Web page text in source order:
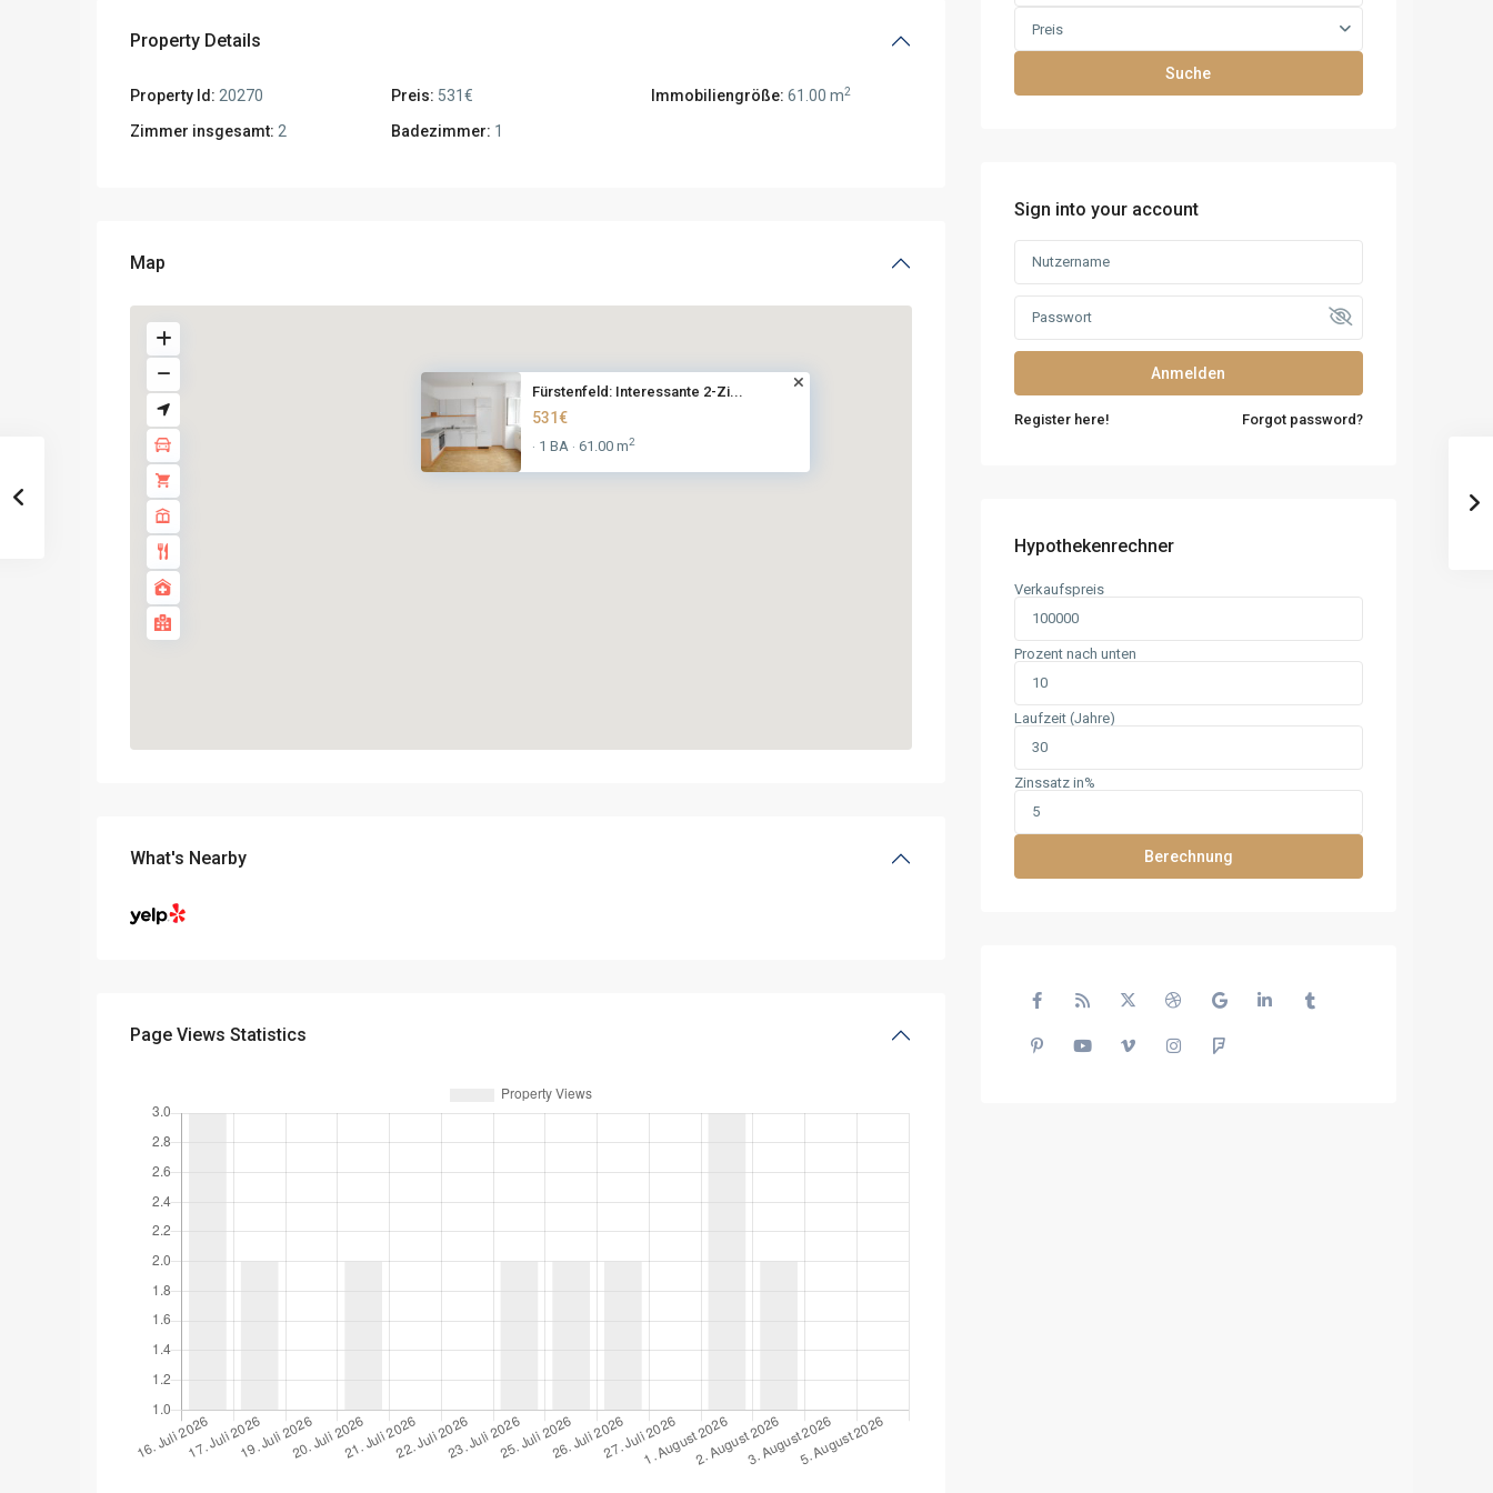
Property Details
Property Id: 20270 Preis: 531€ Immobiliengröße: 61.00 m2
Zimmer insgesamt: 2 Badezimmer: 1
Map
Fürstenfeld: Interessante 2-Zi...
531€
· 1 BA · 61.00 m2
What's Nearby
Page Views Statistics
Preis
Suche
Sign into your account
Anmelden
Register here! Forgot password?
Hypothekenrechner
Verkaufspreis
Prozent nach unten
Laufzeit (Jahre)
Zinssatz in%
Berechnung